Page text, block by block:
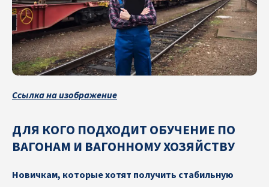
Ссылка на изображение
ДЛЯ КОГО ПОДХОДИТ ОБУЧЕНИЕ ПО
ВАГОНАМ И ВАГОННОМУ ХОЗЯЙСТВУ
Новичкам, которые хотят получить стабильную